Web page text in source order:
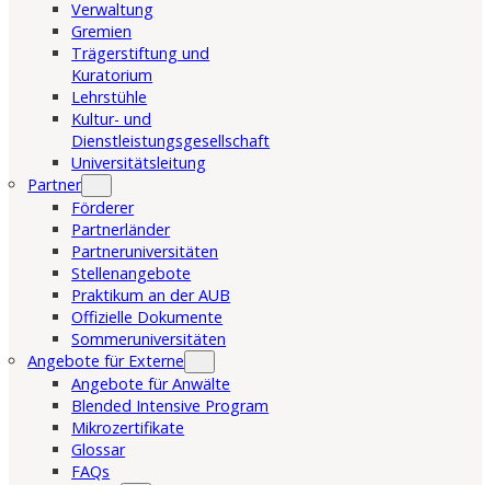
Verwaltung
Gremien
Trägerstiftung und
Kuratorium
Lehrstühle
Kultur- und
Dienstleistungsgesellschaft
Universitätsleitung
Partner
Förderer
Partnerländer
Partneruniversitäten
Stellenangebote
Praktikum an der AUB
Offizielle Dokumente
Sommeruniversitäten
Angebote für Externe
Angebote für Anwälte
Blended Intensive Program
Mikrozertifikate
Glossar
FAQs